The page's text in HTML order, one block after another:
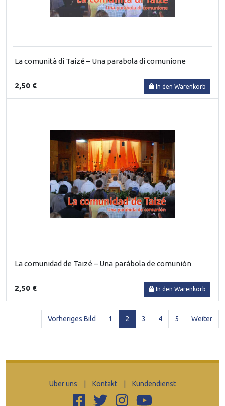
La comunità di Taizé – Una parabola di comunione
2,50 € In den Warenkorb
La comunidad de Taizé – Una parábola de comunión
2,50 € In den Warenkorb
Vorheriges Bild 1 2 (current)
3 4 5 Weiter
Über uns Kontakt Kundendienst